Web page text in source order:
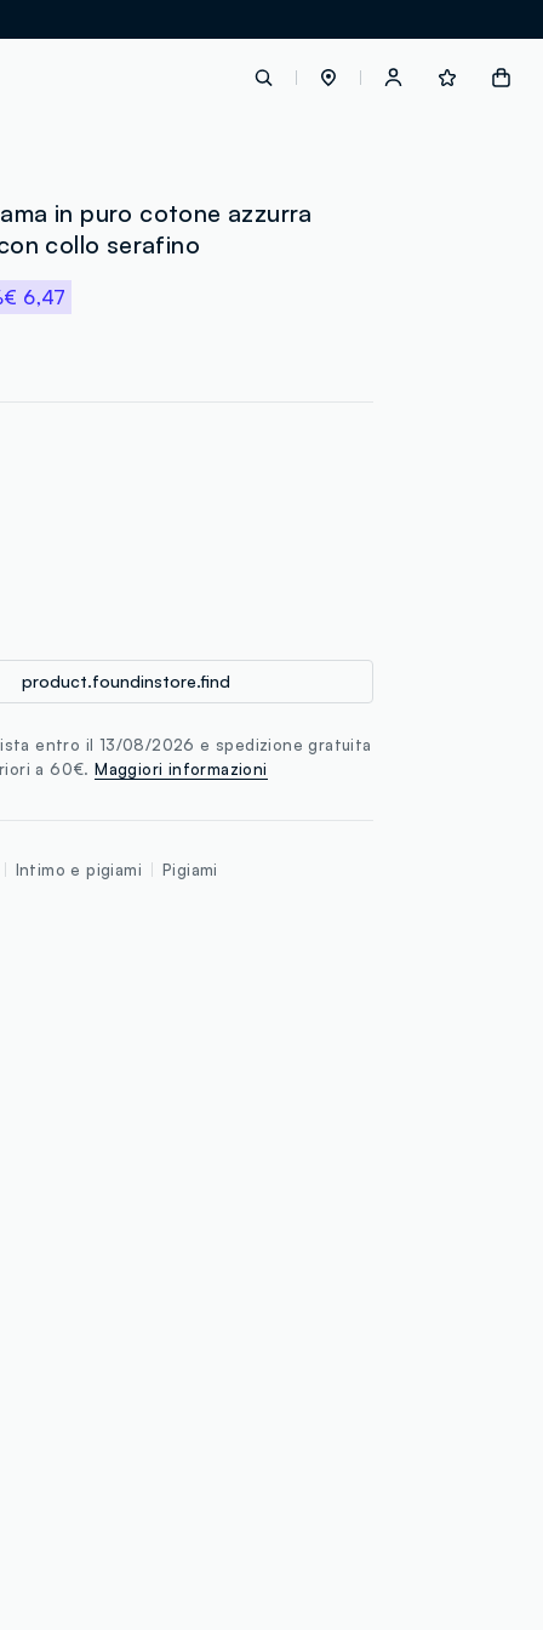
in puro cotone azzurra
collo serafino
€ 6,47
product.foundinstore.find
entro il 13/08/2026 e spedizione gratuita
a 60€.Maggiori informazioni
Intimo e pigiami Pigiami